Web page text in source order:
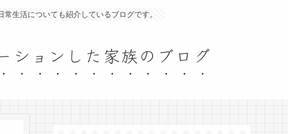
生活についても紹介しているブログです。
ョンした家族のブログ